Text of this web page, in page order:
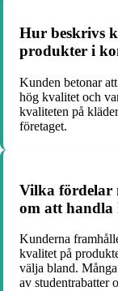
Hur beskrivs
produkter i
Kunden betonar
hög kvalitet och
kvaliteten på
företaget.
Vilka fördelar
om att handla
Kunderna
kvalitet på
välja bland.
av studentrabatter